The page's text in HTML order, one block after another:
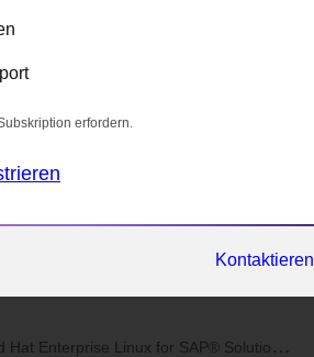
erfordern.
Kontaktieren
Enterprise Linux for SAP® Solutions Now Available on SAP Store...